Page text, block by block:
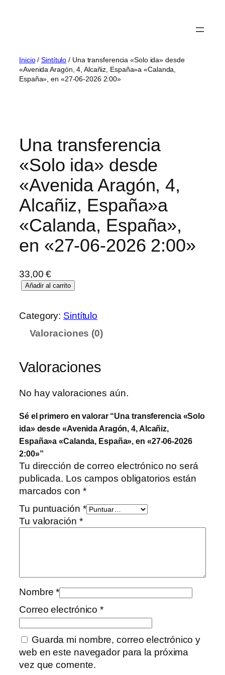
Inicio/Sintítulo / Una transferencia «Solo ida» desde
«Avenida Aragón, 4, Alcañiz, España»a «Calanda,
España», en «27-06-2026 2:00»
Una transferencia
«Solo ida» desde
«Avenida Aragón, 4,
Alcañiz, España»a
«Calanda, España»,
en «27-06-2026 2:00»
33,00€
Añadir al carrito
Category: Sintítulo
Valoraciones (0)
Valoraciones
No hay valoraciones aún.
Sé el primero en valorar “Una transferencia «Solo
ida» desde «Avenida Aragón, 4, Alcañiz,
España»a «Calanda, España», en «27-06-2026
2:00»”
Tu dirección de correo electrónico no será
publicada. Los campos obligatorios están
marcados con *
Tu puntuación *
Tu valoración *
Nombre*
Correo electrónico*
Guarda mi nombre, correo electrónico y
web en este navegador para la próxima
vez que comente.